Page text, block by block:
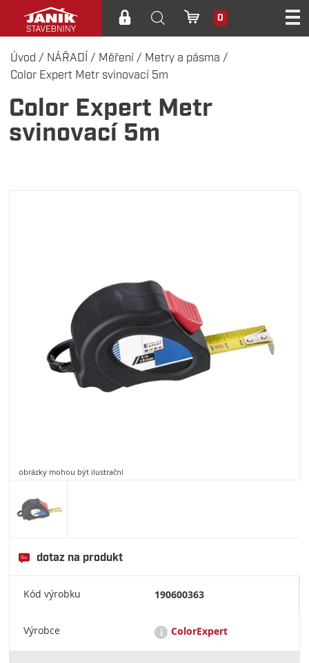
0
Úvod / NÁŘADÍ / Měření / Metry a pásma /
Color Expert Metr svinovací 5m
Color Expert Metr
svinovací 5m
obrázky mohou být ilustrační
dotaz na produkt
Kód výrobku 190600363
Výrobce i ColorExpert